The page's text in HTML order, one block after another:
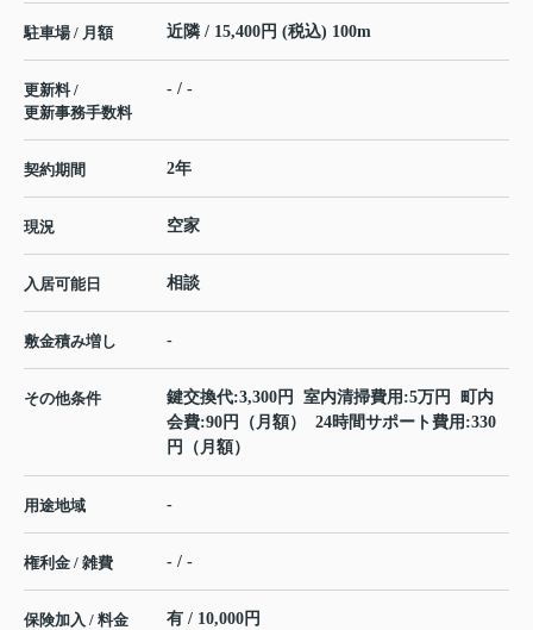
駐車場 / 月額 近隣 / 15,400円 (税込) 100m
更新料 /
更新事務手数料
- / -
契約期間 2年
現況 空家
入居可能日 相談
敷金積み増し -
その他条件
鍵交換代:3,300円 室内清掃費用:5万円 町内
会費:90円（月額） 24時間サポート費用:330
円（月額）
用途地域 -
権利金 / 雑費 - / -
保険加入 / 料金 有 / 10,000円